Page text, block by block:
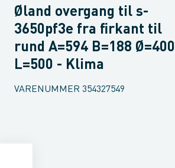
Øland overgang til s-
3650pf3e fra firkant til
rund A=594 B=188 Ø=400
L=500 - Klima
VARENUMMER 354327549